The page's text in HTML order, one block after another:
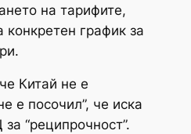
на тарифите,
график за
Китай не е
е посочил”, че иска
“реципрочност”.